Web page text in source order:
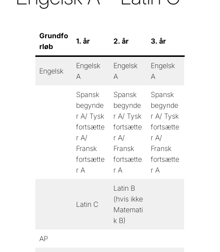
Grundfo
rløb
1. år 2. år 3. år
Engelsk
Engelsk
A
Engelsk
A
Engelsk
A
Spansk
begynde
r A/ Tysk
fortsætte
r A/
Fransk
fortsætte
r A
Spansk
begynde
r A/ Tysk
fortsætte
r A/
Fransk
fortsætte
r A
Spansk
begynde
r A/ Tysk
fortsætte
r A/
Fransk
fortsætte
r A
Latin C
Latin B
(hvis ikke
Matemati
k B)
AP